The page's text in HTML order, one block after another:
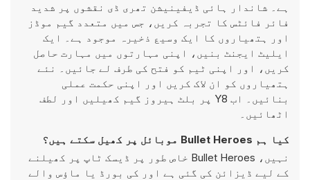
ہے۔ شاندار ہائی ڈیفینیشن تھری ڈی نقشوں پر شدید
فائر فائٹس کا تجربہ کریں، جس میں متعدد گیم موڈز
اور ہتھیاروں کا ایک وسیع ذخیرہ موجود ہے۔ ایک
ایلیٹ ایجنٹ بنیں، اپنی مہارتوں میں مہارت حاصل
کریں، اور اپنی ٹیم کو فتح کی طرف لے جائیں۔ نئے
ہتھیاروں کو ان لاک کریں اور اپنی حکمت عملی
بنائیں۔ اب Y8 پر بلٹ ہیروز گیم کھیلیں اور لطف
اٹھائیں۔
کیا ہم Bullet Heroes موبائل پر کھیل سکتے ہیں؟
نہیں، Bullet Heroes خاص طور پر ڈیسک ٹاپ پر کھیلنے
کے لیے ڈیزائن کی گئی ہے اور کی بورڈ یا ماؤس والے